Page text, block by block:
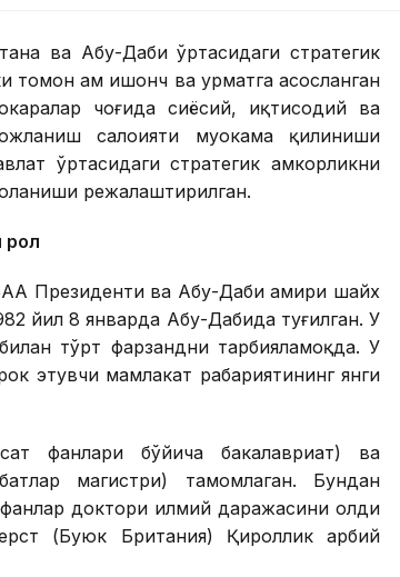
ва Абу-Даби ўртасидаги стратегик
томон ҳам ишонч ва ҳурматга асосланган
чоғида сиёсий, иқтисодий ва
салоҳияти муҳокама қилиниши
ўртасидаги стратегик ҳамкорликни
режалаштирилган.
рол
Президенти ва Абу-Даби амири шайх
йил 8 январда Абу-Дабида туғилган. У
тўрт фарзандни тарбияламоқда. У
этувчи мамлакат раҳбариятининг янги
фанлари бўйича бакалавриат) ва
магистри) тамомлаган. Бундан
доктори илмий даражасини олди
(Буюк Британия) Қироллик ҳарбий